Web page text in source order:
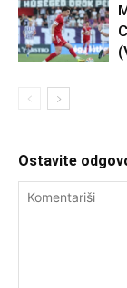
Ostavite